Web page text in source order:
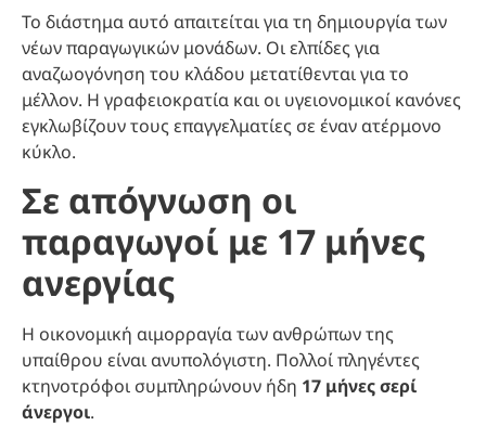
Το διάστημα αυτό απαιτείται για τη δημιουργία των
νέων παραγωγικών μονάδων. Οι ελπίδες για
αναζωογόνηση του κλάδου μετατίθενται για το
μέλλον. Η γραφειοκρατία και οι υγειονομικοί κανόνες
εγκλωβίζουν τους επαγγελματίες σε έναν ατέρμονο
κύκλο.
Σε απόγνωση οι
παραγωγοί με 17 μήνες
ανεργίας
Η οικονομική αιμορραγία των ανθρώπων της
υπαίθρου είναι ανυπολόγιστη. Πολλοί πληγέντες
κτηνοτρόφοι συμπληρώνουν ήδη 17 μήνες σερί
άνεργοι.